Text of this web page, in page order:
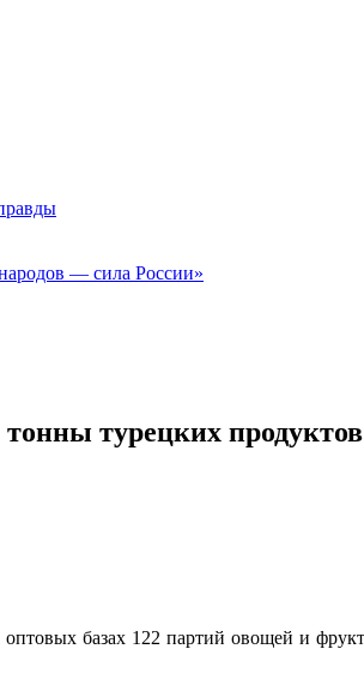
— сила России»
тонны турецких продуктов
оптовых базах 122 партий овощей и